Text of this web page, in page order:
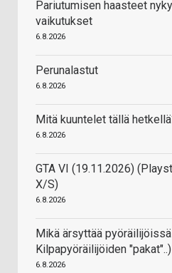
Pariutumisen haasteet
vaikutukset
6.8.2026
Perunalastut
6.8.2026
Mitä kuuntelet tällä
6.8.2026
GTA VI (19.11.2026)
X/S)
6.8.2026
Mikä ärsyttää pyöräilijöissä
Kilpapyöräilijöiden "pakat"..)
6.8.2026